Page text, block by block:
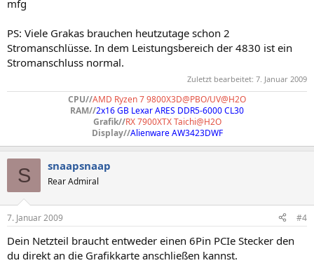
mfg
PS: Viele Grakas brauchen heutzutage schon 2
Stromanschlüsse. In dem Leistungsbereich der 4830 ist ein
Stromanschluss normal.
Zuletzt bearbeitet: 7. Januar 2009
CPU//AMD Ryzen 7 9800X3D@PBO/UV@H2O
RAM//2x16 GB Lexar ARES DDR5-6000 CL30
Grafik//RX 7900XTX Taichi@H2O
Display//Alienware AW3423DWF
S snaapsnaap
Rear Admiral
7. Januar 2009 #4
Dein Netzteil braucht entweder einen 6Pin PCIe Stecker den
du direkt an die Grafikkarte anschließen kannst.